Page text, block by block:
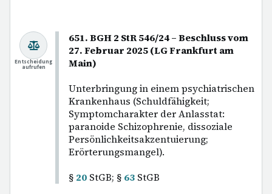
651. BGH 2 StR 546/24 – Beschluss vom
27. Februar 2025 (LG Frankfurt am
Main)
Unterbringung in einem psychiatrischen
Krankenhaus (Schuldfähigkeit;
Symptomcharakter der Anlasstat:
paranoide Schizophrenie, dissoziale
Persönlichkeitsakzentuierung;
Erörterungsmangel).
§ 20 StGB; § 63 StGB
Entscheidung
aufrufen